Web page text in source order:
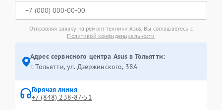
Отправляя заявку на ремонт техники Asus, Вы соглашаетесь с
Политикой конфиденциальности
Адрес сервисного центра Asus в Тольятти:
г. Тольятти, ул. Дзержинского, 38А
Горячая линия
+7 (848) 238-87-51